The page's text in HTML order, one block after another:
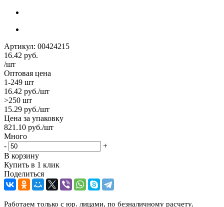
Артикул: 00424215
16.42 руб.
/шт
Оптовая цена
1-249 шт
16.42 руб./шт
>250 шт
15.29 руб./шт
Цена за упаковку
821.10 руб./шт
Много
-
+
В корзину
Купить в 1 клик
Поделиться
Работаем только с юр. лицами, по безналичному расчету.